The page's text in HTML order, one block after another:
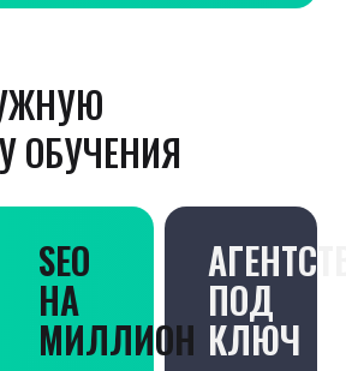
ОБУЧЕНИЯ
SEO
НА
МИЛЛИОН
ПОД
КЛЮЧ